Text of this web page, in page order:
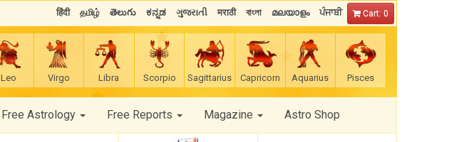
हिंदी தமிழ் తెలుగు ಕನ್ನಡ ગુજરાતી मराठी বাংলা മലയാളം ਪੰਜਾਬੀ Cart: 0
Leo Virgo Libra Scorpio Sagittarius Capricorn Aquarius Pisces
Free Astrology Free Reports Magazine Astro Shop